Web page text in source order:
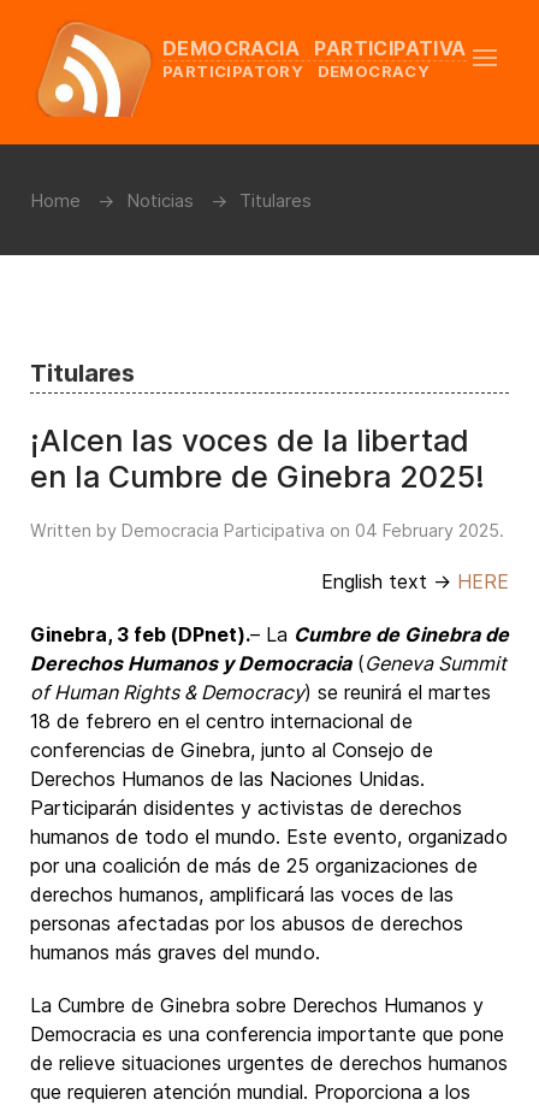
DEMOCRACIA PARTICIPATIVA
PARTICIPATORY DEMOCRACY
Home Noticias Titulares
Titulares
¡Alcen las voces de la libertad
en la Cumbre de Ginebra 2025!
Written by Democracia Participativa on 04 February 2025.
English text → HERE
Ginebra, 3 feb (DPnet).– La Cumbre de Ginebra de
Derechos Humanos y Democracia(Geneva Summit
of Human Rights & Democracy) se reunirá el martes
18 de febrero en el centro internacional de
conferencias de Ginebra, junto al Consejo de
Derechos Humanos de las Naciones Unidas.
Participarán disidentes y activistas de derechos
humanos de todo el mundo. Este evento, organizado
por una coalición de más de 25 organizaciones de
derechos humanos, amplificará las voces de las
personas afectadas por los abusos de derechos
humanos más graves del mundo.
La Cumbre de Ginebra sobre Derechos Humanos y
Democracia es una conferencia importante que pone
de relieve situaciones urgentes de derechos humanos
que requieren atención mundial. Proporciona a los